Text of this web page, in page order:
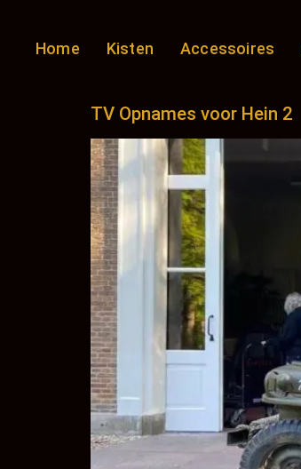
Home Kisten Accessoires
TV Opnames voor Hein 2